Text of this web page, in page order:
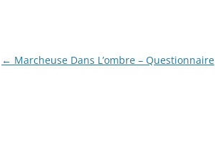
Post
← Marcheuse Dans L’ombre – Questionnaire